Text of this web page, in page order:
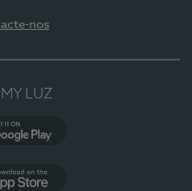
nos
LUZ